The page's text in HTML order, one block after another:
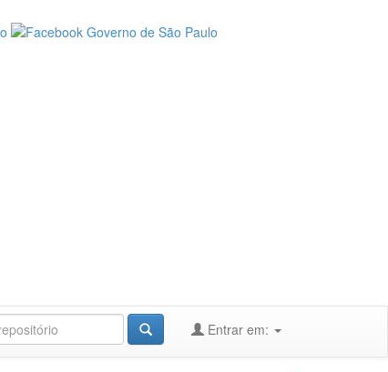
Entrar em: